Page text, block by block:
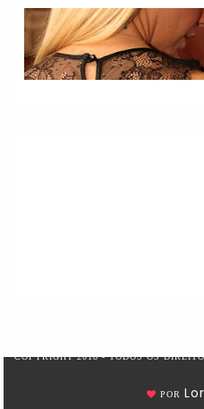
COPYRIGHT 2018 - TODOS OS
POR